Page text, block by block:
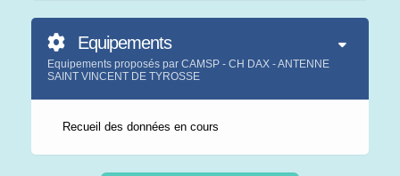
Equipements
Equipements proposés par CAMSP - CH DAX - ANTENNE
SAINT VINCENT DE TYROSSE
Recueil des données en cours